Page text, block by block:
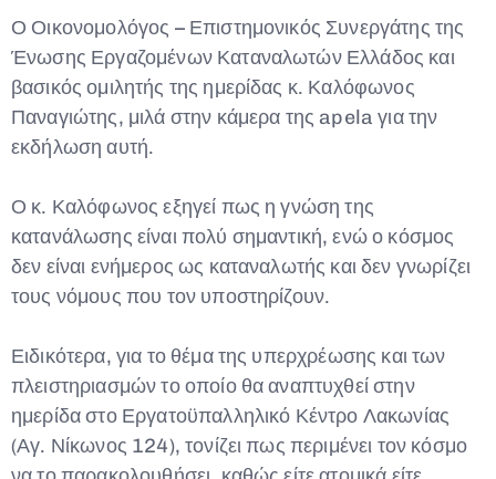
Ο Οικονομολόγος – Επιστημονικός Συνεργάτης της
Ένωσης Εργαζομένων Καταναλωτών Ελλάδος και
βασικός ομιλητής της ημερίδας κ. Καλόφωνος
Παναγιώτης, μιλά στην κάμερα της apela για την
εκδήλωση αυτή.
Ο κ. Καλόφωνος εξηγεί πως η γνώση της
κατανάλωσης είναι πολύ σημαντική, ενώ ο κόσμος
δεν είναι ενήμερος ως καταναλωτής και δεν γνωρίζει
τους νόμους που τον υποστηρίζουν.
Ειδικότερα, για το θέμα της υπερχρέωσης και των
πλειστηριασμών το οποίο θα αναπτυχθεί στην
ημερίδα στο Εργατοϋπαλληλικό Κέντρο Λακωνίας
(Αγ. Νίκωνος 124), τονίζει πως περιμένει τον κόσμο